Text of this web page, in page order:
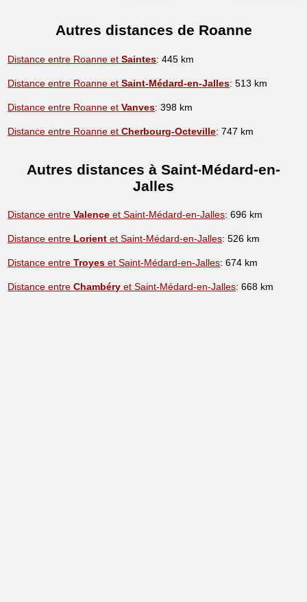
Autres distances de Roanne
Distance entre Roanne etSaintes: 445 km
Distance entre Roanne etSaint-Médard-en-Jalles: 513 km
Distance entre Roanne etVanves: 398 km
Distance entre Roanne etCherbourg-Octeville: 747 km
Autres distances à Saint-Médard-en-
Jalles
Distance entreValence et Saint-Médard-en-Jalles: 696 km
Distance entre Lorient et Saint-Médard-en-Jalles: 526 km
Distance entreTroyes et Saint-Médard-en-Jalles: 674 km
Distance entreChambéry et Saint-Médard-en-Jalles: 668 km